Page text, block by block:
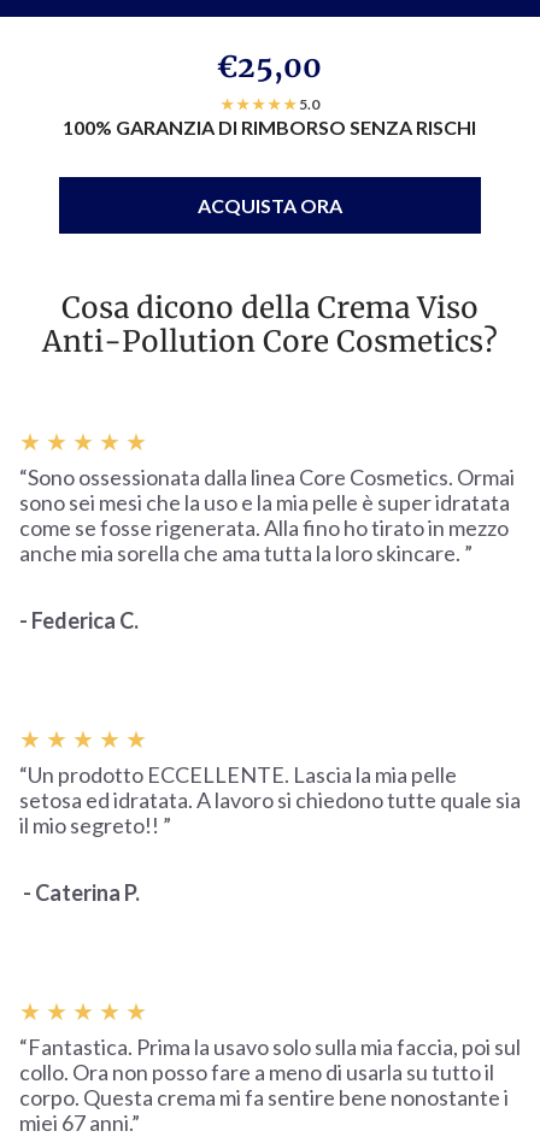
€25,00
★ ★ ★ ★ ★5.0
100% GARANZIA DI RIMBORSO SENZA RISCHI
ACQUISTA ORA
Cosa dicono della Crema Viso
Anti-Pollution Core Cosmetics?
★ ★ ★ ★ ★
“Sono ossessionata dalla linea Core Cosmetics. Ormai
sono sei mesi che la uso e la mia pelle è super idratata
come se fosse rigenerata. Alla fino ho tirato in mezzo
anche mia sorella che ama tutta la loro skincare. ”
- Federica C.
★ ★ ★ ★ ★
“Un prodotto ECCELLENTE. Lascia la mia pelle
setosa ed idratata. A lavoro si chiedono tutte quale sia
il mio segreto!! ”
- Caterina P.
★ ★ ★ ★ ★
“Fantastica. Prima la usavo solo sulla mia faccia, poi sul
collo. Ora non posso fare a meno di usarla su tutto il
corpo. Questa crema mi fa sentire bene nonostante i
miei 67 anni.”